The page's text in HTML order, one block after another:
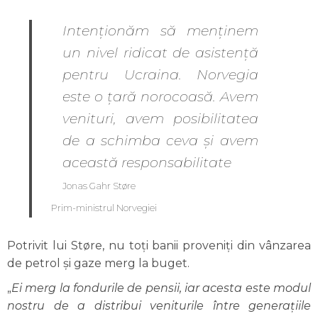
Intenționăm să menținem
un nivel ridicat de asistență
pentru Ucraina. Norvegia
este o țară norocoasă. Avem
venituri, avem posibilitatea
de a schimba ceva și avem
această responsabilitate
Jonas Gahr Støre
Prim-ministrul Norvegiei
Potrivit lui Støre, nu toți banii proveniți din vânzarea
de petrol și gaze merg la buget.
„Ei merg la fondurile de pensii, iar acesta este modul
nostru de a distribui veniturile între generațiile